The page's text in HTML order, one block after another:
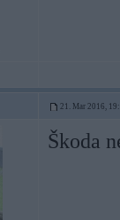
21. Mar 2016,
Škoda